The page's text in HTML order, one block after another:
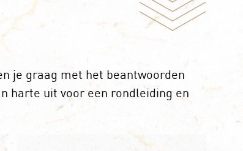
je graag met het beantwoorden
harte uit voor een rondleiding en